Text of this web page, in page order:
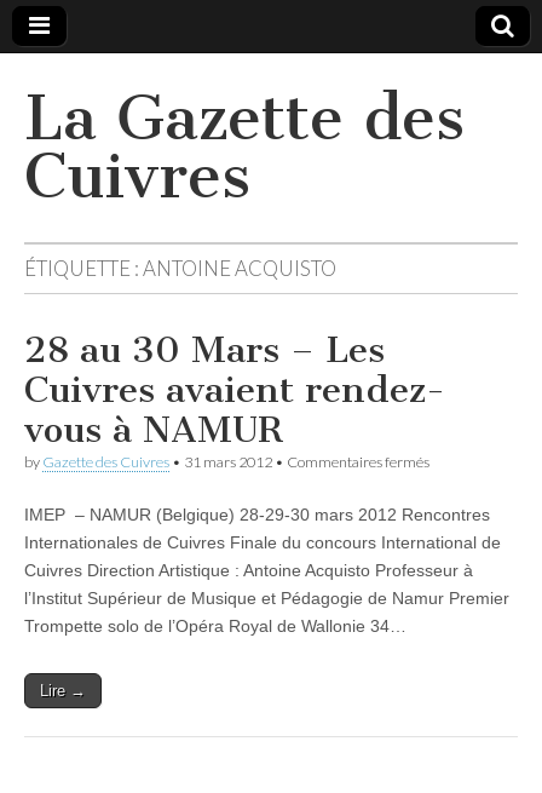
La Gazette des
Cuivres
ÉTIQUETTE :ANTOINE ACQUISTO
28 au 30 Mars – Les
Cuivres avaient rendez-
vous à NAMUR
by Gazette des Cuivres • 31 mars 2012 • Commentaires ferméssur
30
Mars
Les
Cuivres
IMEP – NAMUR (Belgique) 28-29-30 mars 2012 Rencontres
Internationales de Cuivres Finale du concours International de
Cuivres Direction Artistique : Antoine Acquisto Professeur à
l’Institut Supérieur de Musique et Pédagogie de Namur Premier
Trompette solo de l’Opéra Royal de Wallonie 34…
Lire →